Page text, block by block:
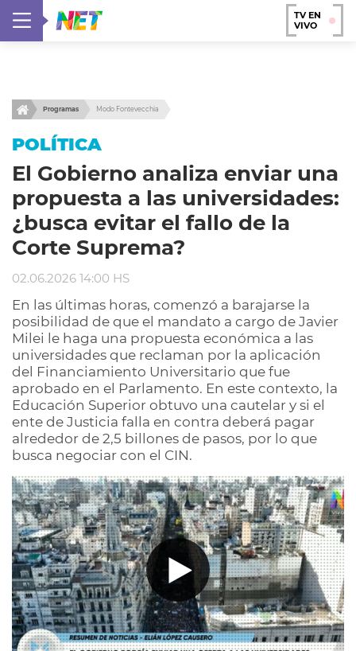
TV EN
VIVO
Programas Modo Fontevecchia
POLÍTICA
El Gobierno analiza enviar una
propuesta a las universidades:
¿busca evitar el fallo de la
Corte Suprema?
02.06.2026 14:00 HS
En las últimas horas, comenzó a barajarse la
posibilidad de que el mandato a cargo de Javier
Milei le haga una propuesta económica a las
universidades que reclaman por la aplicación
del Financiamiento Universitario que fue
aprobado en el Parlamento. En este contexto, la
Educación Superior obtuvo una cautelar y si el
ente de Justicia falla en contra deberá pagar
alrededor de 2,5 billones de pasos, por lo que
busca negociar con el CIN.